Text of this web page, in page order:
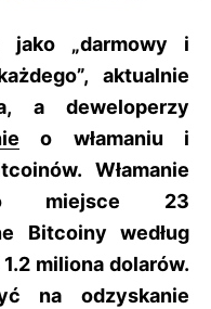
jako „darmowy i
aktualnie
a deweloperzy
o włamaniu i
Włamanie
miejsce 23
Bitcoiny według
miliona dolarów.
na odzyskanie